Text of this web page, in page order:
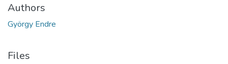
Authors
György Endre
Files